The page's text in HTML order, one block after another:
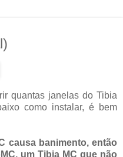
quantas janelas do Tibia
como instalar, é bem
causa banimento, então
um Tibia MC que não